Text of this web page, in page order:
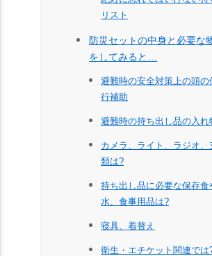
リスト
防災セットの中身と必要な
をしてみると…
避難時の安全対策上の頭の
行補助
避難時の持ち出し品の入れ
カメラ、ライト、ラジオ、
類は?
持ち出し品に必要な保存食
水、食事用品は?
寝具、着替え
衛生・エチケット関連では